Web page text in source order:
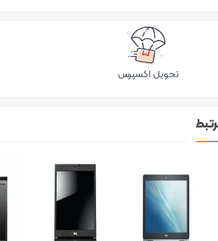
تحویل اکسپرس